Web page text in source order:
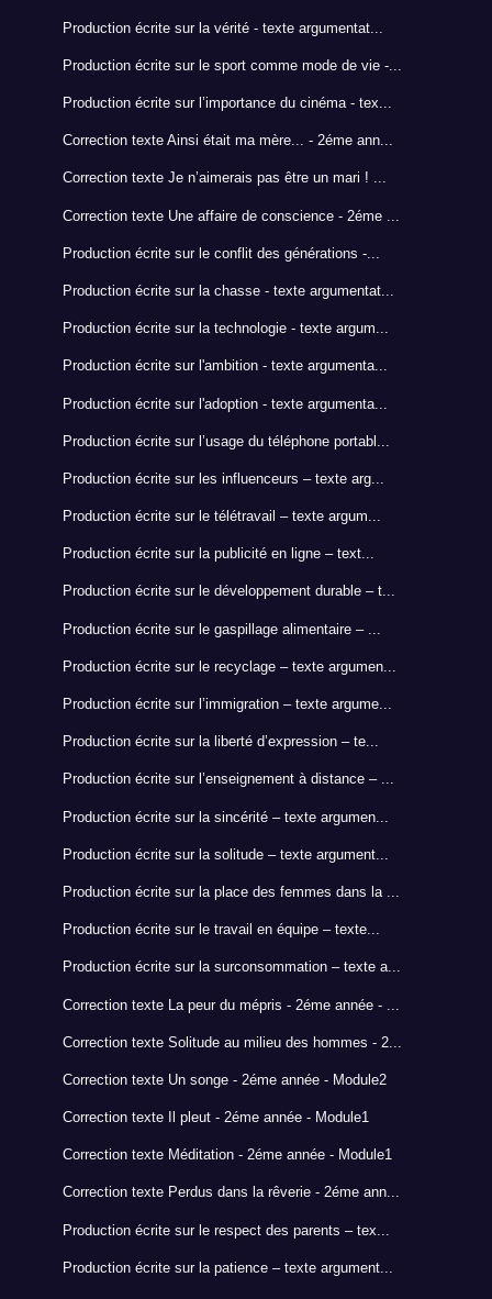
Production écrite sur la vérité - texte argumentat...
Production écrite sur le sport comme mode de vie -...
Production écrite sur l’importance du cinéma - tex...
Correction texte Ainsi était ma mère... - 2éme ann...
Correction texte Je n’aimerais pas être un mari ! ...
Correction texte Une affaire de conscience - 2éme ...
Production écrite sur le conflit des générations -...
Production écrite sur la chasse - texte argumentat...
Production écrite sur la technologie - texte argum...
Production écrite sur l'ambition - texte argumenta...
Production écrite sur l'adoption - texte argumenta...
Production écrite sur l’usage du téléphone portabl...
Production écrite sur les influenceurs – texte arg...
Production écrite sur le télétravail – texte argum...
Production écrite sur la publicité en ligne – text...
Production écrite sur le développement durable – t...
Production écrite sur le gaspillage alimentaire – ...
Production écrite sur le recyclage – texte argumen...
Production écrite sur l’immigration – texte argume...
Production écrite sur la liberté d’expression – te...
Production écrite sur l’enseignement à distance – ...
Production écrite sur la sincérité – texte argumen...
Production écrite sur la solitude – texte argument...
Production écrite sur la place des femmes dans la ...
Production écrite sur le travail en équipe – texte...
Production écrite sur la surconsommation – texte a...
Correction texte La peur du mépris - 2éme année - ...
Correction texte Solitude au milieu des hommes - 2...
Correction texte Un songe - 2éme année - Module2
Correction texte Il pleut - 2éme année - Module1
Correction texte Méditation - 2éme année - Module1
Correction texte Perdus dans la rêverie - 2éme ann...
Production écrite sur le respect des parents – tex...
Production écrite sur la patience – texte argument...